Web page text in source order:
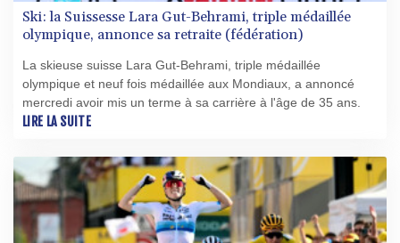
Ski: la Suissesse Lara Gut-Behrami, triple médaillée
olympique, annonce sa retraite (fédération)
La skieuse suisse Lara Gut-Behrami, triple médaillée
olympique et neuf fois médaillée aux Mondiaux, a annoncé
mercredi avoir mis un terme à sa carrière à l'âge de 35 ans.
LIRE LA SUITE